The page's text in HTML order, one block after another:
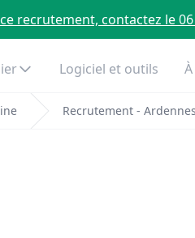
recrutement, contactez le 06
Logiciel et outils
Recrutement - Ardennes